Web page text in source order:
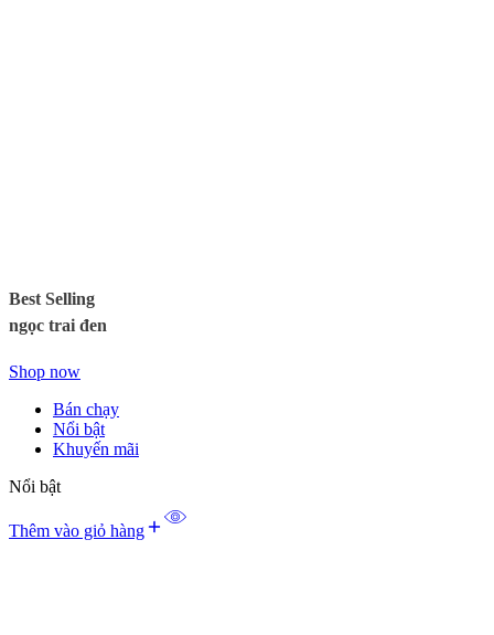
Best Selling
ngọc trai đen
Shop now
Bán chạy
Nổi bật
Khuyến mãi
Nổi bật
Thêm vào giỏ hàng